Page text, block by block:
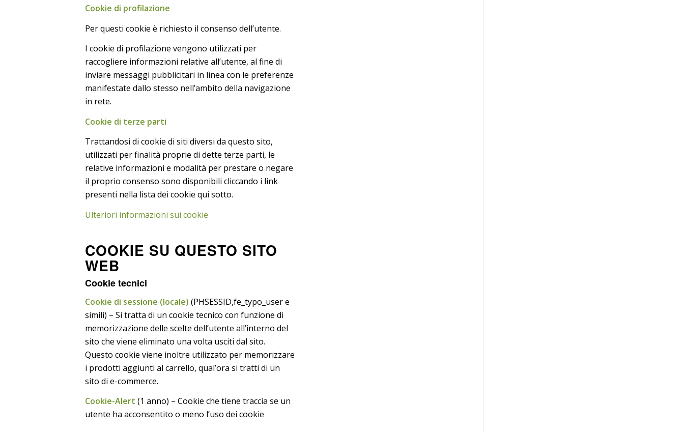
Cookie di profilazione
Per questi cookie è richiesto il consenso dell’utente.
I cookie di profilazione vengono utilizzati per
raccogliere informazioni relative all’utente, al fine di
inviare messaggi pubblicitari in linea con le preferenze
manifestate dallo stesso nell’ambito della navigazione
in rete.
Cookie di terze parti
Trattandosi di cookie di siti diversi da questo sito,
utilizzati per finalità proprie di dette terze parti, le
relative informazioni e modalità per prestare o negare
il proprio consenso sono disponibili cliccando i link
presenti nella lista dei cookie qui sotto.
Ulteriori informazioni sui cookie
COOKIE SU QUESTO SITO
WEB
Cookie tecnici
Cookie di sessione (locale) (PHSESSID,fe_typo_user e
simili) – Si tratta di un cookie tecnico con funzione di
memorizzazione delle scelte dell’utente all’interno del
sito che viene eliminato una volta usciti dal sito.
Questo cookie viene inoltre utilizzato per memorizzare
i prodotti aggiunti al carrello, qual’ora si tratti di un
sito di e-commerce.
Cookie-Alert (1 anno) – Cookie che tiene traccia se un
utente ha acconsentito o meno l’uso dei cookie